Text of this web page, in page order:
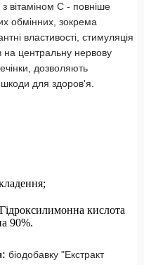
з вітаміном С - повніше
обмінних, зокрема
властивості, стимуляція
на центральну нервову
дозволяють
для здоров'я.
кислота
90%.
біодобавку "Екстракт